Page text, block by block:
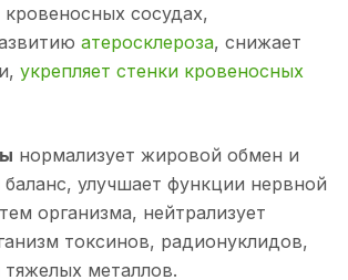
кровеносных сосудах,
атеросклероза, снижает
укрепляет стенки кровеносных
нормализует жировой обмен и
улучшает функции нервной
организма, нейтрализует
токсинов, радионуклидов,
металлов.